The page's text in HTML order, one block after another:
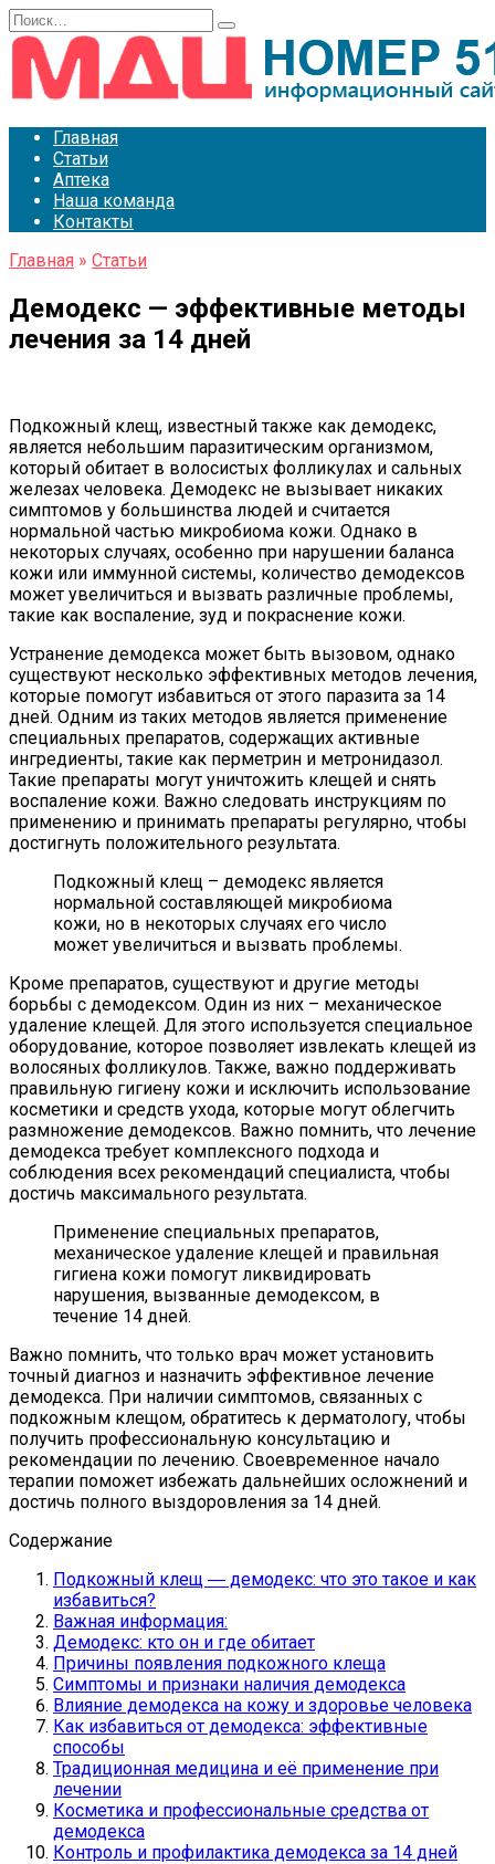
Перейти
к
содержанию
Search
for:
Главная
Статьи
Аптека
Наша команда
Контакты
Главная » Статьи
Демодекс — эффективные методы
лечения за 14 дней
Подкожный клещ, известный также как демодекс,
является небольшим паразитическим организмом,
который обитает в волосистых фолликулах и сальных
железах человека. Демодекс не вызывает никаких
симптомов у большинства людей и считается
нормальной частью микробиома кожи. Однако в
некоторых случаях, особенно при нарушении баланса
кожи или иммунной системы, количество демодексов
может увеличиться и вызвать различные проблемы,
такие как воспаление, зуд и покраснение кожи.
Устранение демодекса может быть вызовом, однако
существуют несколько эффективных методов лечения,
которые помогут избавиться от этого паразита за 14
дней. Одним из таких методов является применение
специальных препаратов, содержащих активные
ингредиенты, такие как перметрин и метронидазол.
Такие препараты могут уничтожить клещей и снять
воспаление кожи. Важно следовать инструкциям по
применению и принимать препараты регулярно, чтобы
достигнуть положительного результата.
Подкожный клещ – демодекс является
нормальной составляющей микробиома
кожи, но в некоторых случаях его число
может увеличиться и вызвать проблемы.
Кроме препаратов, существуют и другие методы
борьбы с демодексом. Один из них – механическое
удаление клещей. Для этого используется специальное
оборудование, которое позволяет извлекать клещей из
волосяных фолликулов. Также, важно поддерживать
правильную гигиену кожи и исключить использование
косметики и средств ухода, которые могут облегчить
размножение демодексов. Важно помнить, что лечение
демодекса требует комплексного подхода и
соблюдения всех рекомендаций специалиста, чтобы
достичь максимального результата.
Применение специальных препаратов,
механическое удаление клещей и правильная
гигиена кожи помогут ликвидировать
нарушения, вызванные демодексом, в
течение 14 дней.
Важно помнить, что только врач может установить
точный диагноз и назначить эффективное лечение
демодекса. При наличии симптомов, связанных с
подкожным клещом, обратитесь к дерматологу, чтобы
получить профессиональную консультацию и
рекомендации по лечению. Своевременное начало
терапии поможет избежать дальнейших осложнений и
достичь полного выздоровления за 14 дней.
Содержание
Подкожный клещ ― демодекс: что это такое и как
избавиться?
Важная информация:
Демодекс: кто он и где обитает
Причины появления подкожного клеща
Симптомы и признаки наличия демодекса
Влияние демодекса на кожу и здоровье человека
Как избавиться от демодекса: эффективные
способы
Традиционная медицина и её применение при
лечении
Косметика и профессиональные средства от
демодекса
Контроль и профилактика демодекса за 14 дней